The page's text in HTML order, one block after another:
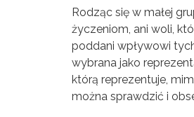
Rodząc się w małej
życzeniom, ani woli,
poddani wpływowi
wybrana jako
którą reprezentuje,
można sprawdzić i